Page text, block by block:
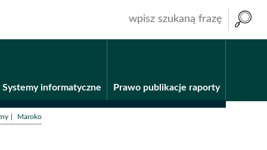
Systemy informatyczne Prawo publikacje raporty
/Maroko